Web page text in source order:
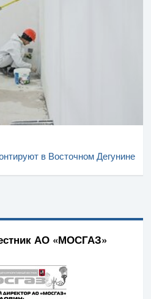
в Восточном Дегунине
АО «МОСГАЗ»